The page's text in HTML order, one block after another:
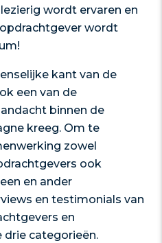
wordt ervaren en
wordt
kant van de
een van de
binnen de
kreeg. Om te
zowel
ook
en ander
en testimonials van
en
drie categorieën.